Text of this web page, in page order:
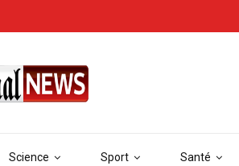
Science Sport Santé